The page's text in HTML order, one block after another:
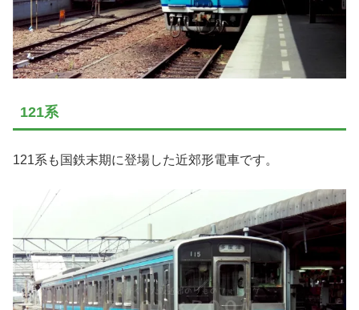
121系
121系も国鉄末期に登場した近郊形電車です。